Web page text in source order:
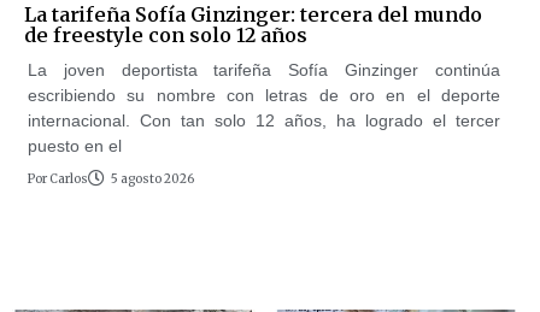
La tarifeña Sofía Ginzinger: tercera del mundo
de freestyle con solo 12 años
La joven deportista tarifeña Sofía Ginzinger continúa
escribiendo su nombre con letras de oro en el deporte
internacional. Con tan solo 12 años, ha logrado el tercer
puesto en el
Por Carlos 5 agosto 2026